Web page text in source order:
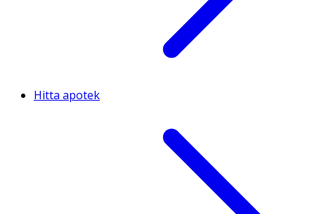
Hitta apotek